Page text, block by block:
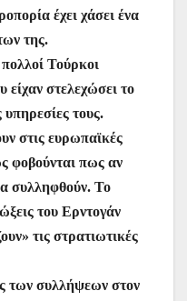
έχει χάσει ένα
της.
Τούρκοι
είχαν στελεχώσει το
τους.
στις ευρωπαϊκές
φοβούνται πως αν
συλληφθούν. Το
του Ερντογάν
τις στρατιωτικές
των συλλήψεων στον